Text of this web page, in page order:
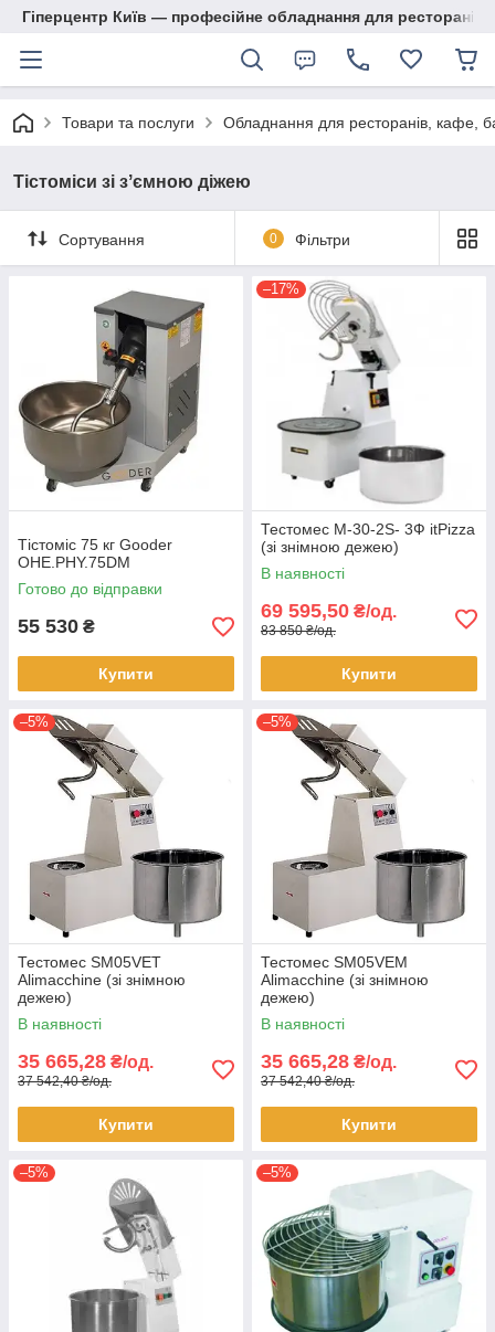
Гіперцентр Київ — професійне обладнання для ресторанів,
Товари та послуги Обладнання для ресторанів, кафе,
Тістоміси зі зʼємною діжею
Сортування 0 Фільтри
Тістоміс 75 кг Gooder
OHE.PHY.75DM
Готово до відправки
55 530 ₴
Купити
–17%
Тестомес M-30-2S- 3Ф itPizza
(зі знімною дежею)
В наявності
69 595,50 ₴/од.
83 850 ₴/од.
Купити
–5%
Тестомес SM05VET
Alimacchine (зі знімною
дежею)
В наявності
35 665,28 ₴/од.
37 542,40 ₴/од.
Купити
–5%
Тестомес SM05VEM
Alimacchine (зі знімною
дежею)
В наявності
35 665,28 ₴/од.
37 542,40 ₴/од.
Купити
–5% –5%